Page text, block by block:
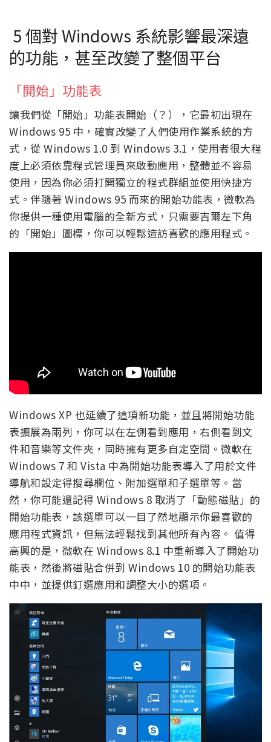
5 個對 Windows 系統影響最深遠
的功能，甚至改變了整個平台
「開始」功能表
讓我們從「開始」功能表開始（？），它最初出現在
Windows 95 中，確實改變了人們使用作業系統的方
式，從 Windows 1.0 到 Windows 3.1，使用者很大程
度上必須依靠程式管理員來啟動應用，整體並不容易
使用，因為你必須打開獨立的程式群組並使用快捷方
式。伴隨著 Windows 95 而來的開始功能表，微軟為
你提供一種使用電腦的全新方式，只需要吉爾左下角
的「開始」圖標，你可以輕鬆造訪喜歡的應用程式。
Windows XP 也延續了這項新功能，並且將開始功能
表擴展為兩列，你可以在左側看到應用，右側看到文
件和音樂等文件夾，同時擁有更多自定空間。微軟在
Windows 7 和 Vista 中為開始功能表導入了用於文件
導航和設定得搜尋欄位、附加選單和子選單等。當
然，你可能還記得 Windows 8 取消了「動態磁貼」的
開始功能表，該選單可以一目了然地顯示你最喜歡的
應用程式資訊，但無法輕鬆找到其他所有內容。 值得
高興的是，微軟在 Windows 8.1 中重新導入了開始功
能表，然後將磁貼合併到 Windows 10 的開始功能表
中中，並提供釘選應用和調整大小的選項。